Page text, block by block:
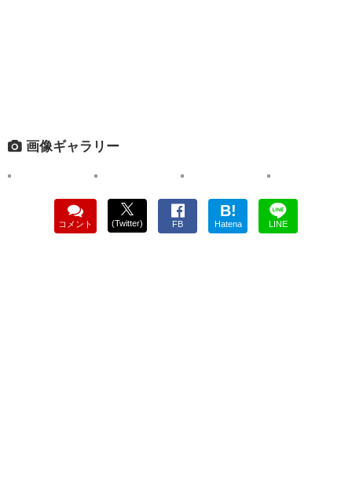
画像ギャラリー
コメント (Twitter) FB
B!
Hatena LINE